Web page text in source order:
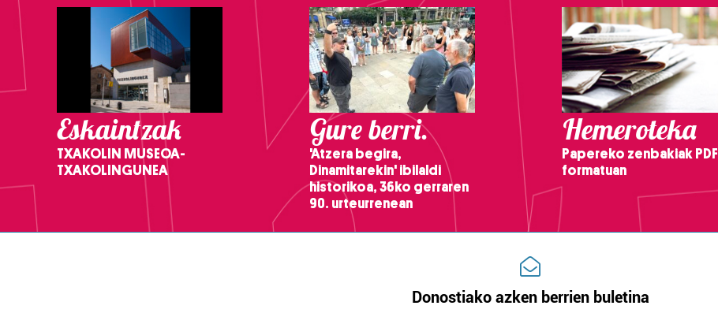
Eskaintzak
TXAKOLIN MUSEOA-
TXAKOLINGUNEA
Gure berri.
'Atzera begira,
Dinamitarekin' ibilaldi
historikoa, 36ko gerraren
90. urteurrenean
Hemeroteka
Papereko zenbakiak PDF
formatuan
Donostiako azken berrien buletina